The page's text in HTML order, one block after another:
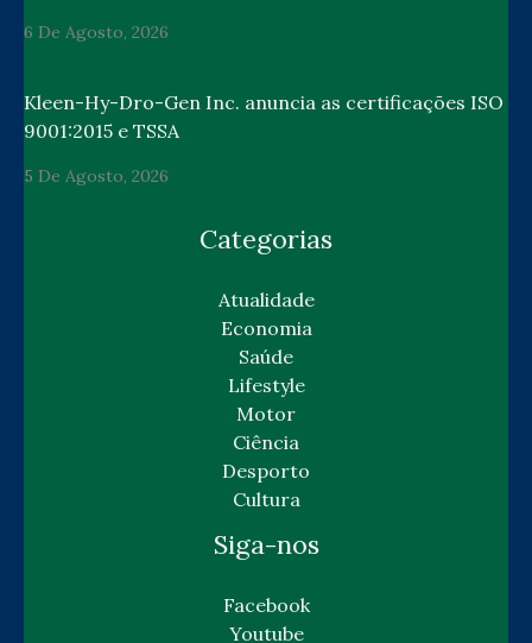
6 De Agosto, 2026
Kleen-Hy-Dro-Gen Inc. anuncia as certificações ISO
9001:2015 e TSSA
5 De Agosto, 2026
Categorias
Atualidade
Economia
Saúde
Lifestyle
Motor
Ciência
Desporto
Cultura
Siga-nos
Facebook
Youtube